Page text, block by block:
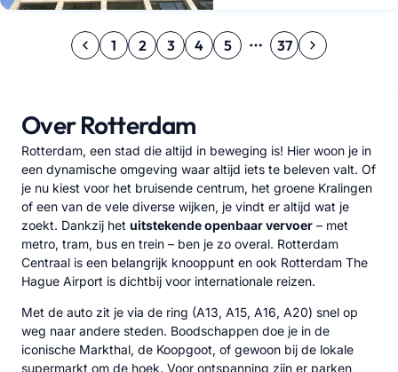
1 2 3 4 5 37
Over Rotterdam
Rotterdam, een stad die altijd in beweging is! Hier woon je in
een dynamische omgeving waar altijd iets te beleven valt. Of
je nu kiest voor het bruisende centrum, het groene Kralingen
of een van de vele diverse wijken, je vindt er altijd wat je
zoekt. Dankzij het uitstekende openbaar vervoer – met
metro, tram, bus en trein – ben je zo overal. Rotterdam
Centraal is een belangrijk knooppunt en ook Rotterdam The
Hague Airport is dichtbij voor internationale reizen.
Met de auto zit je via de ring (A13, A15, A16, A20) snel op
weg naar andere steden. Boodschappen doe je in de
iconische Markthal, de Koopgoot, of gewoon bij de lokale
supermarkt om de hoek. Voor ontspanning zijn er parken